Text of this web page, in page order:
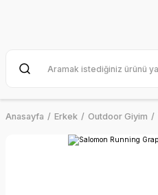
Anasayfa Erkek Outdoor Giyim